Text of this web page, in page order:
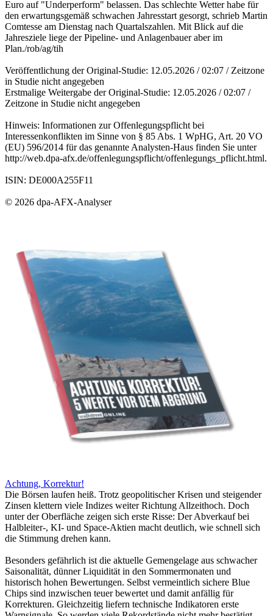
Euro auf "Underperform" belassen. Das schlechte Wetter habe für
den erwartungsgemäß schwachen Jahresstart gesorgt, schrieb Martin
Comtesse am Dienstag nach Quartalszahlen. Mit Blick auf die
Jahresziele liege der Pipeline- und Anlagenbauer aber im
Plan./rob/ag/tih
Veröffentlichung der Original-Studie: 12.05.2026 / 02:07 / Zeitzone
in Studie nicht angegeben
Erstmalige Weitergabe der Original-Studie: 12.05.2026 / 02:07 /
Zeitzone in Studie nicht angegeben
Hinweis: Informationen zur Offenlegungspflicht bei
Interessenkonflikten im Sinne von § 85 Abs. 1 WpHG, Art. 20 VO
(EU) 596/2014 für das genannte Analysten-Haus finden Sie unter
http://web.dpa-afx.de/offenlegungspflicht/offenlegungs_pflicht.html.
ISIN: DE000A255F11
© 2026 dpa-AFX-Analyser
Achtung, Korrektur!
Die Börsen laufen heiß. Trotz geopolitischer Krisen und steigender
Zinsen klettern viele Indizes weiter Richtung Allzeithoch. Doch
unter der Oberfläche zeigen sich erste Risse: Der Abverkauf bei
Halbleiter-, KI- und Space-Aktien macht deutlich, wie schnell sich
die Stimmung drehen kann.
Besonders gefährlich ist die aktuelle Gemengelage aus schwacher
Saisonalität, dünner Liquidität in den Sommermonaten und
historisch hohen Bewertungen. Selbst vermeintlich sichere Blue
Chips sind inzwischen teuer bewertet und damit anfällig für
Korrekturen. Gleichzeitig liefern technische Indikatoren erste